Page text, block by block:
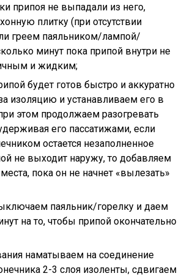
припоя не выпадали из него,
плитку (при отсутствии
греем паяльником/лампой/
минут пока припой внутри не
и жидким;
будет готов быстро и аккуратно
изоляцию и устанавливаем его в
этом продолжаем разогревать
его пассатижами, если
остается незаполненное
не выходит наружу, то добавляем
пока он не начнет «вылезать»
паяльник/горелку и даем
на то, чтобы припой окончательно
наматываем на соединение
2-3 слоя изоленты, сдвигаем